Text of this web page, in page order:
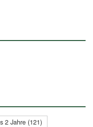
2 Jahre (121)